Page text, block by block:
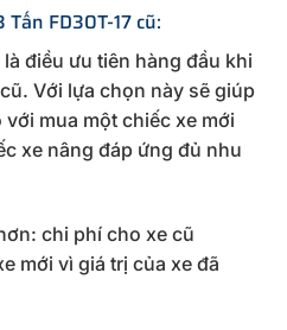
FD30T-17 cũ:
điều ưu tiên hàng đầu khi
Với lựa chọn này sẽ giúp
mua một chiếc xe mới
xe nâng đáp ứng đủ nhu
chi phí cho xe cũ
mới vì giá trị của xe đã